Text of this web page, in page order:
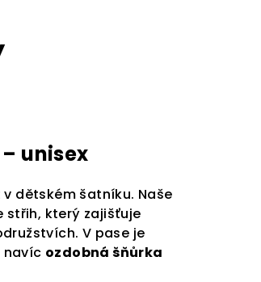
unisex
dětském šatníku. Naše
střih, který zajišťuje
V pase je
navíc ozdobná šňůrka